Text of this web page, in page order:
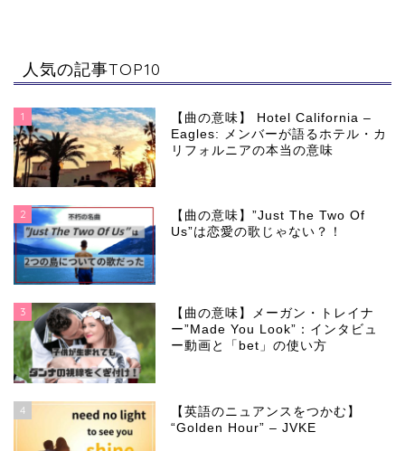
人気の記事TOP10
1
【曲の意味】 Hotel California –
Eagles: メンバーが語るホテル・カ
リフォルニアの本当の意味
2
【曲の意味】”Just The Two Of
Us”は恋愛の歌じゃない？！
3
【曲の意味】メーガン・トレイナ
ー”Made You Look”：インタビュ
ー動画と「bet」の使い方
4
【英語のニュアンスをつかむ】
“Golden Hour” – JVKE